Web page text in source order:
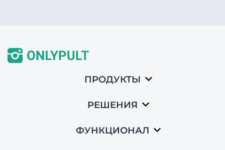
ПРОДУКТЫ
РЕШЕНИЯ
ФУНКЦИОНАЛ